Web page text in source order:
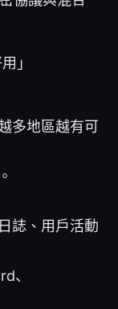
」
多地區越有可
誌、用戶活動
、